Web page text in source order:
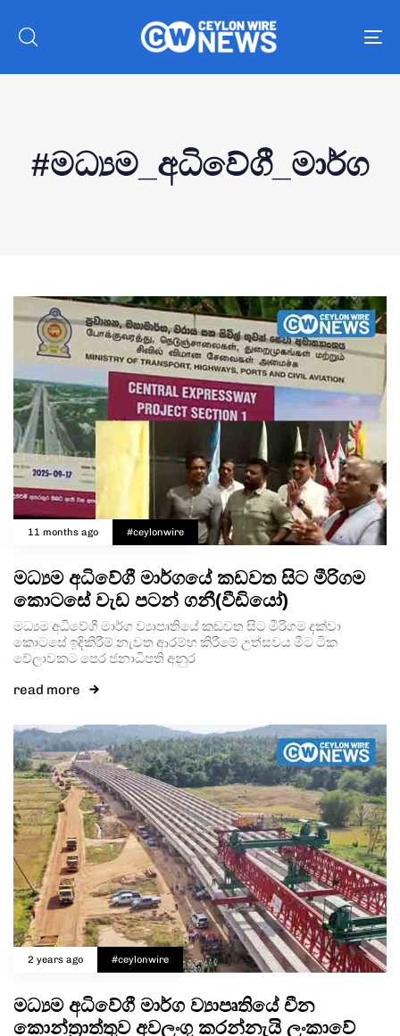
Type and hit enter
#මධ්‍යම_අධිවේගී_මාර්ග
11 months ago #ceylonwire
මධ්‍යම අධිවේගී මාර්ගයේ කඩවත සිට මීරිගම
කොටසේ වැඩ පටන් ගනී(වීඩියෝ)
මධ්‍යම අධිවේගී මාර්ග ව්‍යාපෘතියේ කඩවත සිට මීරිගම දක්වා
කොටසේ ඉදිකිරීම් නැවත ආරම්භ කිරීමේ උත්සවය මීට ටික
වේලාවකට පෙර ජනාධිපති අනුර
read more
2 years ago #ceylonwire
මධ්‍යම අධිවේගී මාර්ග ව්‍යාපෘතියේ චීන
කොන්ත්‍රාත්තුව අවලංගු කරන්නැයි ලංකාවේ